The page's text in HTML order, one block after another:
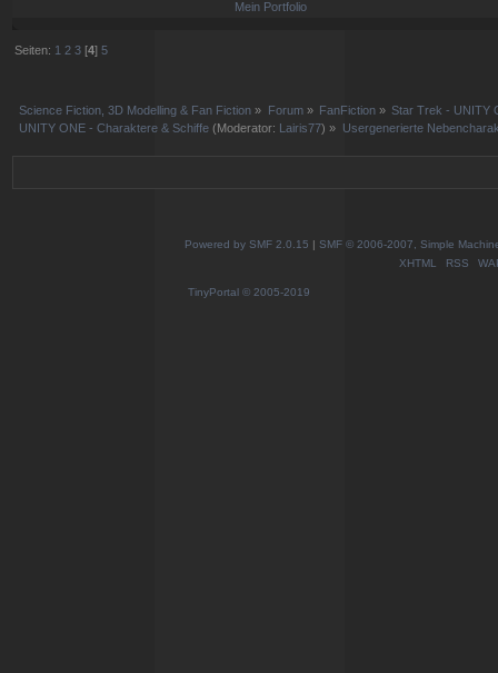
Mein Portfolio
Seiten: 1 2 3 [4]5
Science Fiction, 3D Modelling & Fan Fiction » Forum» FanFiction » Star Trek - UNITY
UNITY ONE - Charaktere & Schiffe (Moderator: Lairis77) » Usergenerierte
Powered by SMF 2.0.15 | SMF © 2006-2007, Simple
XHTML
RSS
TinyPortal © 2005-2019